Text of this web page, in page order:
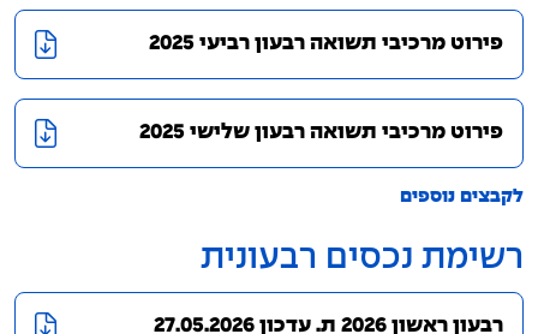
פירוט מרכיבי תשואה רבעון רביעי 2025
פירוט מרכיבי תשואה רבעון שלישי 2025
לקבצים נוספים
רשימת נכסים רבעונית
רבעון ראשון 2026 ת. עדכון 27.05.2026